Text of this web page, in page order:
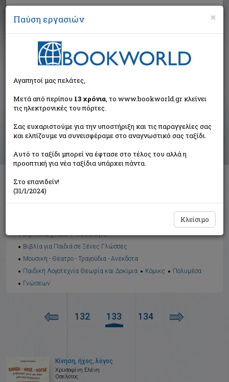
Αναζήτηση
Βιβλία στην κατηγορία
Παιδικά - Εφηβικά
Διαθέσιμες υποκατηγορίες
Εορταστικά - Επετειακά
Ημερολόγια - Λευκώματα
Βιβλιοπαιχνίδια
Μυθολογία
Βιβλία για Παιδιά σε Ξένες Γλώσσες
Μουσική - Θέατρο - Τραγούδια - Ανέκδοτα
Παιδική Λογοτεχνία Θεωρία και Δοκίμια
Κόμικς
Πολυμέσα
Γνώσεων
132 133 134
Κίνηση, ήχος, λόγος
Χρυσαφίνη Ελένη
Οσελότος
×
Παύση εργασιών
Αγαπητοί μας πελάτες,
Μετά από περίπου 13 χρόνια, το www.bookworld.gr κλείνει
τις ηλεκτρονικές του πόρτες.
Σας ευχαριστούμε για την υποστήριξη και τις παραγγελίες σας
και ελπίζουμε να συνεισφέραμε στο αναγνωστικό σας ταξίδι.
Αυτό το ταξίδι μπορεί να έφτασε στο τέλος του αλλά η
προοπτική για νέα ταξίδια υπάρχει πάντα.
Στο επανιδείν!
(31/1/2024)
Κλείσιμο